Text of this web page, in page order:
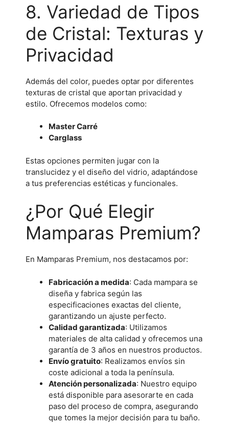
8. Variedad de Tipos
de Cristal: Texturas y
Privacidad
Además del color, puedes optar por diferentes
texturas de cristal que aportan privacidad y
estilo. Ofrecemos modelos como:
Master Carré
Carglass
Estas opciones permiten jugar con la
translucidez y el diseño del vidrio, adaptándose
a tus preferencias estéticas y funcionales.
¿Por Qué Elegir
Mamparas Premium?
En Mamparas Premium, nos destacamos por:
Fabricación a medida: Cada mampara se
diseña y fabrica según las
especificaciones exactas del cliente,
garantizando un ajuste perfecto.
Calidad garantizada: Utilizamos
materiales de alta calidad y ofrecemos una
garantía de 3 años en nuestros productos.
Envío gratuito: Realizamos envíos sin
coste adicional a toda la península.
Atención personalizada: Nuestro equipo
está disponible para asesorarte en cada
paso del proceso de compra, asegurando
que tomes la mejor decisión para tu baño.